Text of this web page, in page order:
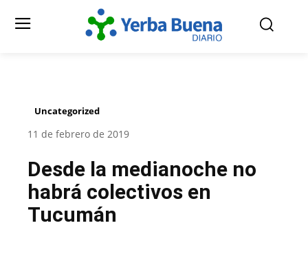
Uncategorized
11 de febrero de 2019
Desde la medianoche no
habrá colectivos en
Tucumán